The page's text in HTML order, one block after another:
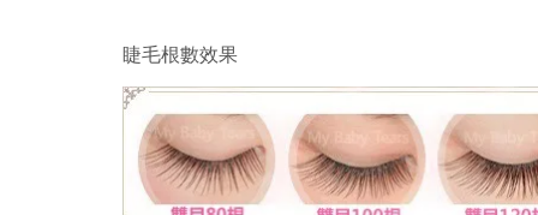
睫毛根數效果